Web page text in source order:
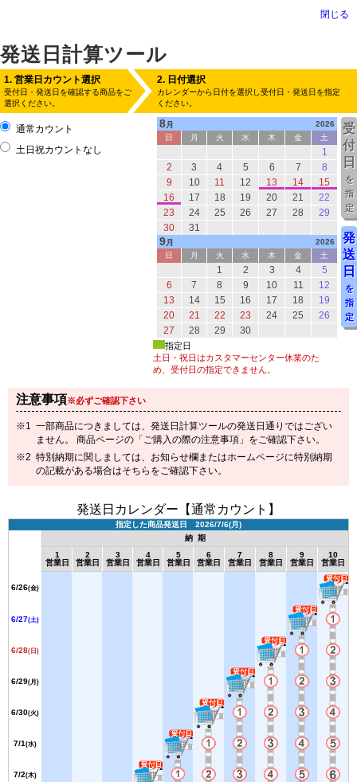
発送日計算ツール
閉じる
1. 営業日カウント選択
受付日・発送日を確認する商品をご
選択ください。
2. 日付選択
カレンダーから日付を選択し受付日・発送日を指定
ください。
通常カウント
土日祝カウントなし
8月
2026
日
月 火 水 木 金 土
1
2
3 4 5 6 7
8
9
10 11 12 13 14
15
16
17 18 19 20 21
22
23
24 25 26 27 28
29
30
31
9月
2026
日
月 火 水 木 金 土
1 2 3 4
5
6
7 8 9 10 11
12
13
14 15 16 17 18
19
20
21 22 23 24 25
26
27
28 29 30
指定日
土日・祝日はカスタマーセンター休業のた
め、受付日の指定できません。
受
付
日
を
指
定
発
送
日
を
指
定
注意事項※必ずご確認下さい
一部商品につきましては、発送日計算ツールの発送日通りではござい
ません。 商品ページの「ご購入の際の注意事項」をご確認下さい。
特別納期に関しましては、お知らせ欄またはホームページに特別納期
の記載がある場合はそちらをご確認下さい。
発送日カレンダー【通常カウント】
指定した商品発送日 2026/7/6(月)
納 期
1
営業日
2
営業日
3
営業日
4
営業日
5
営業日
6
営業日
7
営業日
8
営業日
9
営業日
10
営業日
6/26(金)
6/27(土)
6/28(日)
6/29(月)
6/30(火)
7/1 (水)
7/2(木)